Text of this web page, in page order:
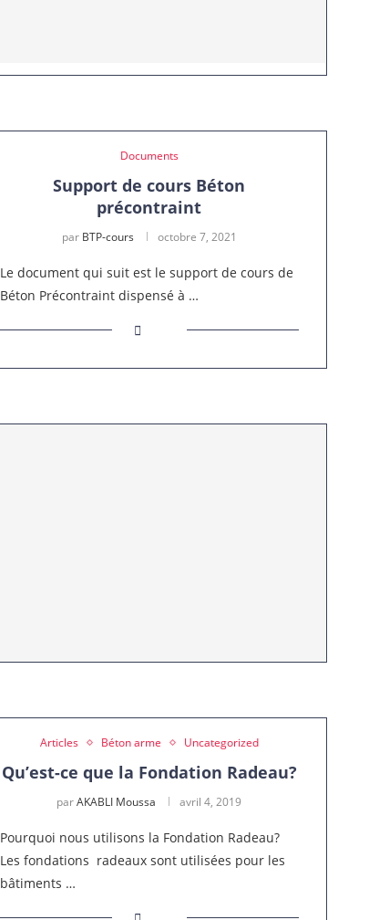
Documents
Support de cours Béton
précontraint
par BTP-cours octobre 7, 2021
Le document qui suit est le support de cours de
Béton Précontraint dispensé à …
Articles Béton arme Uncategorized
Qu’est-ce que la Fondation Radeau?
parAKABLI Moussa avril 4, 2019
Pourquoi nous utilisons la Fondation Radeau?
Les fondations radeaux sont utilisées pour les
bâtiments …